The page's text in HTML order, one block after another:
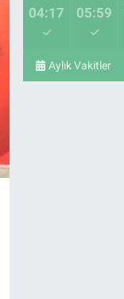
04:17 05:59
Aylık Vakitler